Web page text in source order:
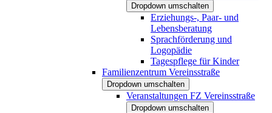
Dropdown umschalten
Erziehungs-, Paar- und
Lebensberatung
Sprachförderung und
Logopädie
Tagespflege für Kinder
Familienzentrum Vereinsstraße
Dropdown umschalten
Veranstaltungen FZ Vereinsstraße
Dropdown umschalten